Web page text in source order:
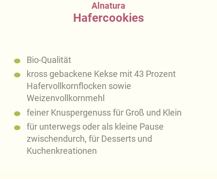
Alnatura
Hafercookies
Bio-Qualität
kross gebackene Kekse mit 43 Prozent
Hafervollkornflocken sowie
Weizenvollkornmehl
feiner Knuspergenuss für Groß und Klein
für unterwegs oder als kleine Pause
zwischendurch, für Desserts und
Kuchenkreationen